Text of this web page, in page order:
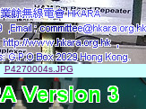
P4270004s.JPG